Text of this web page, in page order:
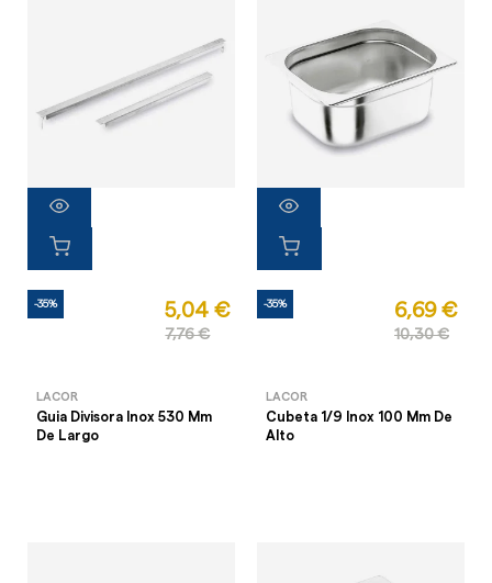
-35% 5,04 €
7,76 €
LACOR
Guia Divisora Inox 530 Mm
De Largo
-35% 6,69 €
10,30 €
LACOR
Cubeta 1/9 Inox 100 Mm De
Alto